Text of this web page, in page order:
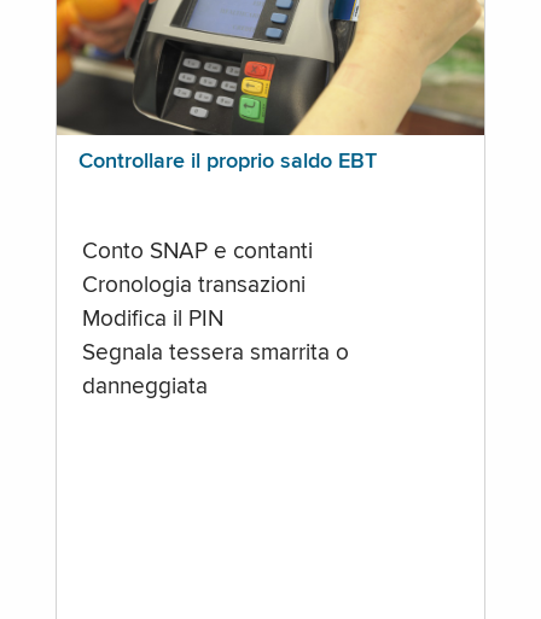
Controllare il proprio saldo EBT
Conto SNAP e contanti
Cronologia transazioni
Modifica il PIN
Segnala tessera smarrita o
danneggiata